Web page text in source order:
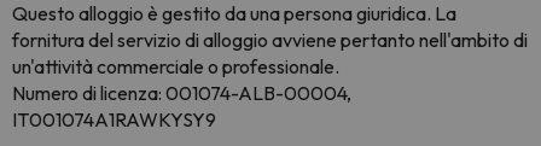
Questo alloggio è gestito da una persona giuridica. La
fornitura del servizio di alloggio avviene pertanto nell'ambito di
un'attività commerciale o professionale.
Numero di licenza: 001074-ALB-00004,
IT001074A1RAWKYSY9